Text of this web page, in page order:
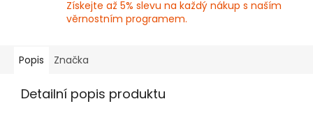
Získejte až 5% slevu na každý nákup s naším
věrnostním programem.
Popis Značka
Detailní popis produktu